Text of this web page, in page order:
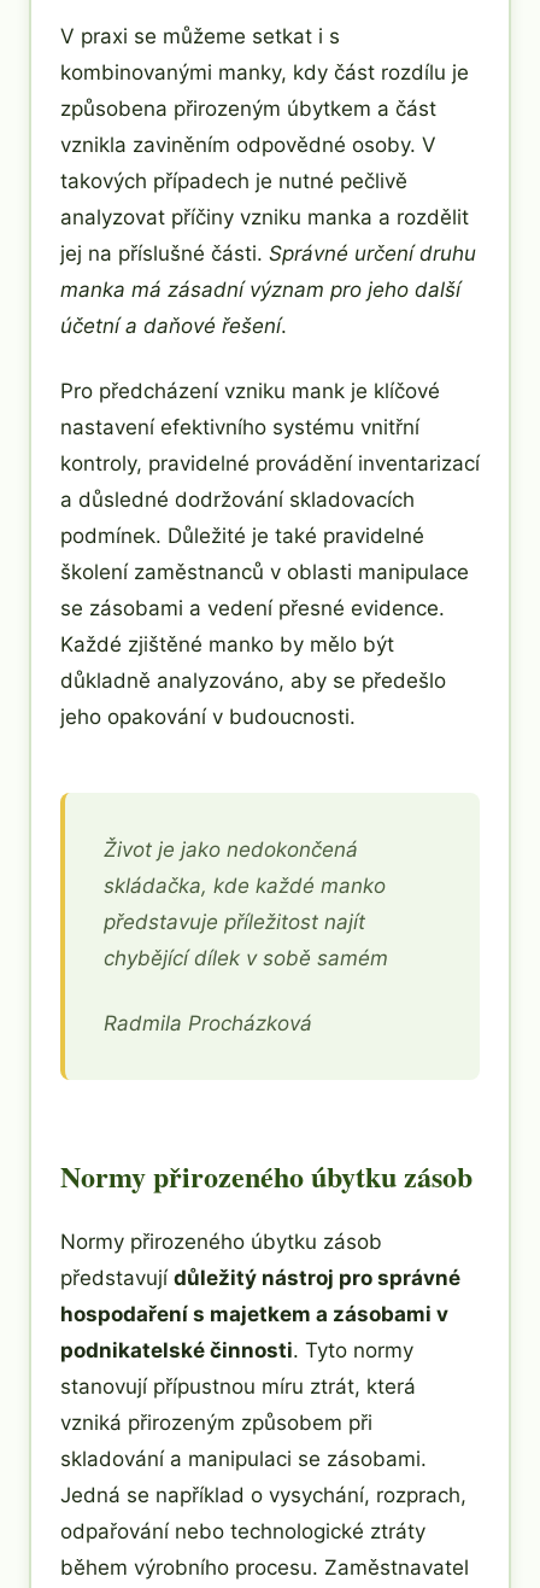
V praxi se můžeme setkat i s
kombinovanými manky, kdy část rozdílu je
způsobena přirozeným úbytkem a část
vznikla zaviněním odpovědné osoby. V
takových případech je nutné pečlivě
analyzovat příčiny vzniku manka a rozdělit
jej na příslušné části. Správné určení druhu
manka má zásadní význam pro jeho další
účetní a daňové řešení.
Pro předcházení vzniku mank je klíčové
nastavení efektivního systému vnitřní
kontroly, pravidelné provádění inventarizací
a důsledné dodržování skladovacích
podmínek. Důležité je také pravidelné
školení zaměstnanců v oblasti manipulace
se zásobami a vedení přesné evidence.
Každé zjištěné manko by mělo být
důkladně analyzováno, aby se předešlo
jeho opakování v budoucnosti.
Život je jako nedokončená
skládačka, kde každé manko
představuje příležitost najít
chybějící dílek v sobě samém
Radmila Procházková
Normy přirozeného úbytku zásob
Normy přirozeného úbytku zásob
představují důležitý nástroj pro správné
hospodaření s majetkem a zásobami v
podnikatelské činnosti. Tyto normy
stanovují přípustnou míru ztrát, která
vzniká přirozeným způsobem při
skladování a manipulaci se zásobami.
Jedná se například o vysychání, rozprach,
odpařování nebo technologické ztráty
během výrobního procesu. Zaměstnavatel